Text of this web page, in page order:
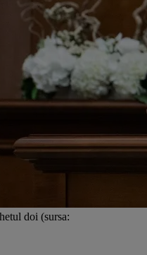
doi (sursa: